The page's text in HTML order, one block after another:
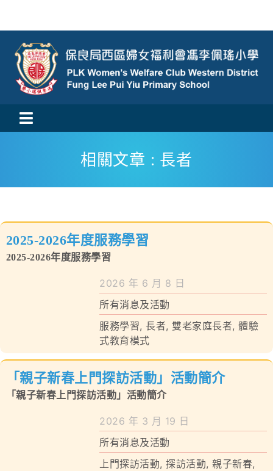
content
Toggle
Navigation
校風及學生支援
聯絡我們
相關文章 : 長者
2025-2026年度服務學習
2025-2026年度服務學習
2026 年 6 月 8 日
所有消息及活動
服務學習,長者,雙老家庭長者,體驗
式教育模式
「親子新春上門探訪活動」活動簡介
「親子新春上門探訪活動」活動簡介
2026 年 3 月 19 日
所有消息及活動
上門探訪活動, 探訪活動,親子新春,